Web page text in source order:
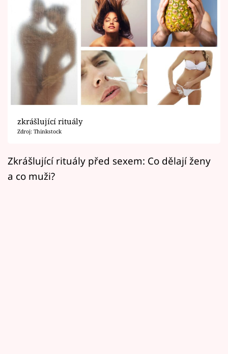
Vztahy
Seriály
Horoskopy
Sledujte prima+
Filmový festival Karlovy Vary
Pořady
Mámy sobě
zkrášlující rituály
Zdroj: Thinkstock
Zkrášlující rituály před sexem: Co dělají ženy
a co muži?